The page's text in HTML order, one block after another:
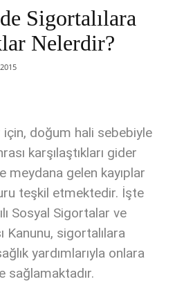
Sigortalılara
Nelerdir?
için, doğum hali sebebiyle
karşılaştıkları gider
meydana gelen kayıplar
teşkil etmektedir. İşte
Sosyal Sigortalar ve
Kanunu, sigortalılara
yardımlarıyla onlara
sağlamaktadır.